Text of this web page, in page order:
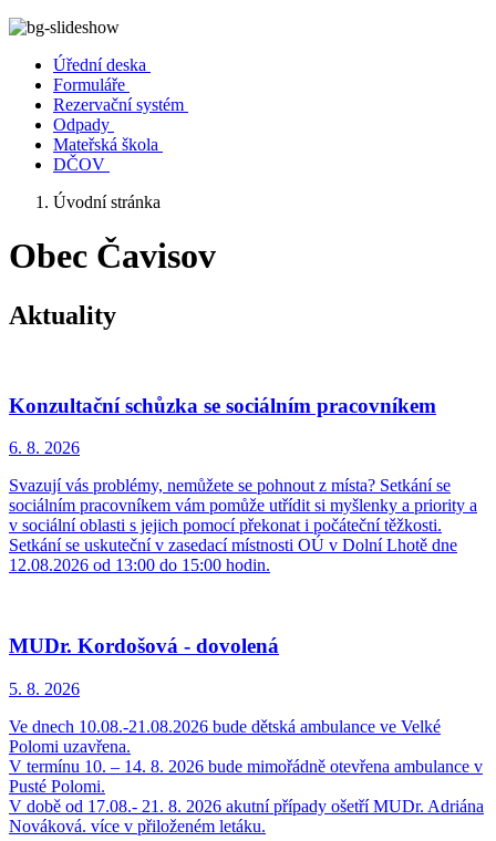
Úřední deska
Formuláře
Rezervační systém
Odpady
Mateřská škola
DČOV
Úvodní stránka
Obec Čavisov
Aktuality
Konzultační schůzka se sociálním pracovníkem
6. 8. 2026
Svazují vás problémy, nemůžete se pohnout z místa? Setkání se
sociálním pracovníkem vám pomůže utřídit si myšlenky a priority a
v sociální oblasti s jejich pomocí překonat i počáteční těžkosti.
Setkání se uskuteční v zasedací místnosti OÚ v Dolní Lhotě dne
12.08.2026 od 13:00 do 15:00 hodin.
MUDr. Kordošová - dovolená
5. 8. 2026
Ve dnech 10.08.-21.08.2026 bude dětská ambulance ve Velké
Polomi uzavřena.
V termínu 10. – 14. 8. 2026 bude mimořádně otevřena ambulance v
Pusté Polomi.
V době od 17.08.- 21. 8. 2026 akutní případy ošetří MUDr. Adriána
Nováková. více v přiloženém letáku.